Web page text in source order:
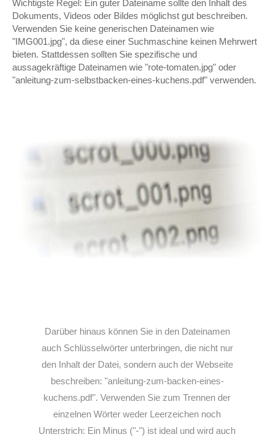
Wichtigste Regel: Ein guter Dateiname sollte den Inhalt des
Dokuments, Videos oder Bildes möglichst gut beschreiben.
Verwenden Sie keine generischen Dateinamen wie
"IMG001.jpg", da diese einer Suchmaschine keinen Mehrwert
bieten. Stattdessen sollten Sie spezifische und
aussagekräftige Dateinamen wie "rote-tomaten.jpg" oder
"anleitung-zum-selbstbacken-eines-kuchens.pdf" verwenden.
Darüber hinaus können Sie in den Dateinamen
auch Schlüsselwörter unterbringen, die nicht nur
den Inhalt der Datei, sondern auch der Webseite
beschreiben: "anleitung-zum-backen-eines-
kuchens.pdf". Verwenden Sie zum Trennen der
einzelnen Wörter weder Leerzeichen noch
Unterstrich: Ein Minus ("-") ist ideal und wird auch